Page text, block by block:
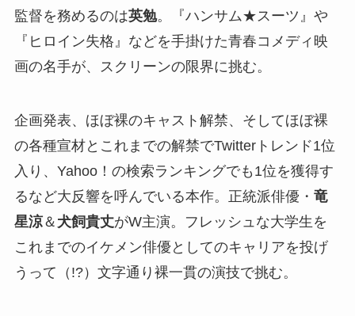
監督を務めるのは英勉。『ハンサム★スーツ』や
『ヒロイン失格』などを手掛けた青春コメディ映
画の名手が、スクリーンの限界に挑む。
企画発表、ほぼ裸のキャスト解禁、そしてほぼ裸
の各種宣材とこれまでの解禁でTwitterトレンド1位
入り、Yahoo！の検索ランキングでも1位を獲得す
るなど大反響を呼んでいる本作。正統派俳優・ 竜
星涼＆ 犬飼貴丈がW主演。フレッシュな大学生を
これまでのイケメン俳優としてのキャリアを投げ
うって（!?）文字通り裸一貫の演技で挑む。